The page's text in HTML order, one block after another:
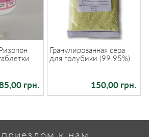
грн.
Гранулированная сера
для голубики (99.95%)
150,00 грн.
к нам